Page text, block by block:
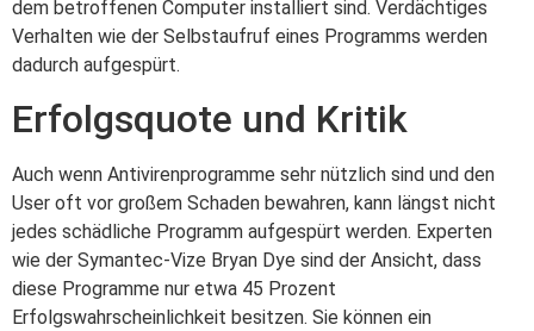
dem betroffenen Computer installiert sind. Verdächtiges
Verhalten wie der Selbstaufruf eines Programms werden
dadurch aufgespürt.
Erfolgsquote und Kritik
Auch wenn Antivirenprogramme sehr nützlich sind und den
User oft vor großem Schaden bewahren, kann längst nicht
jedes schädliche Programm aufgespürt werden. Experten
wie der Symantec-Vize Bryan Dye sind der Ansicht, dass
diese Programme nur etwa 45 Prozent
Erfolgswahrscheinlichkeit besitzen. Sie können ein